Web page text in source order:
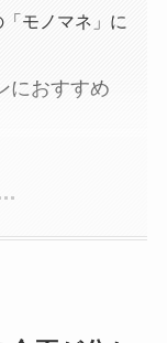
モノマネ」に
におすすめ